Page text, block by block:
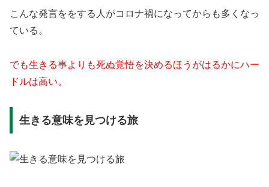
こんな発言ををする人がコロナ禍になってからも多くなっ
ている。
でも生きる事よりも死ぬ覚悟を決めるほうがはるかにハー
ドルは高い。
生きる意味を見つける旅